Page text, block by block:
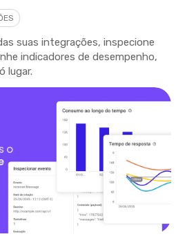
suas integrações, inspecione
indicadores de desempenho,
lugar.